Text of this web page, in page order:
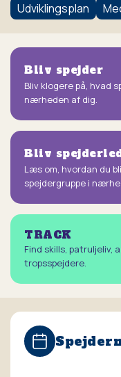
Udviklingsplan
Bliv spejder
Bliv klogere på, hvad
nærheden af dig.
Bliv
Læs om, hvordan du
spejdergruppe i
TRACK
Find skills, patruljeliv,
tropsspejdere.